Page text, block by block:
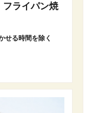
フライパン焼
る時間を除く